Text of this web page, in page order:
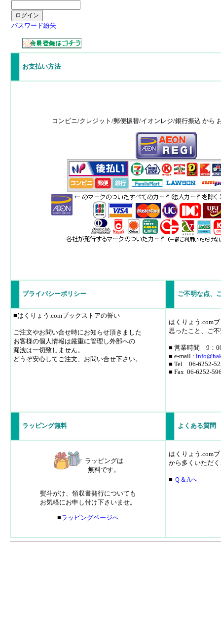
パスワード紛失
お支払い方法
コンビニ/クレジット/郵便振替/イオンレジ/銀行振込 から
プライバシーポリシー ご不明な点、
■はくりょう.comブックストアの誓い
ご注文やお問い合せ時にお知らせ頂きました
お客様の個人情報は厳重に管理し外部への
漏洩は一切致しません。
どうぞ安心してご注文、お問い合せ下さい。
はくりょう.com
思ったこと、ご
■ 営業時間 9：
■ e-mail : info
■ Tel 06-6252-
■ Fax 06-6252-
ラッピング無料 よくある質問
ラッピングは
無料です。
熨斗がけ、領収書発行についても
お気軽にお申し付け下さいませ。
■ラッピングページへ
はくりょう.com
から多くいただ
■ Ｑ＆Aへ